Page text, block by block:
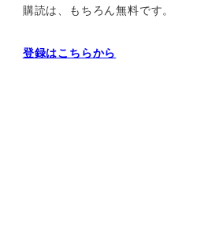
購読は、もちろん無料です。
登録はこちらから